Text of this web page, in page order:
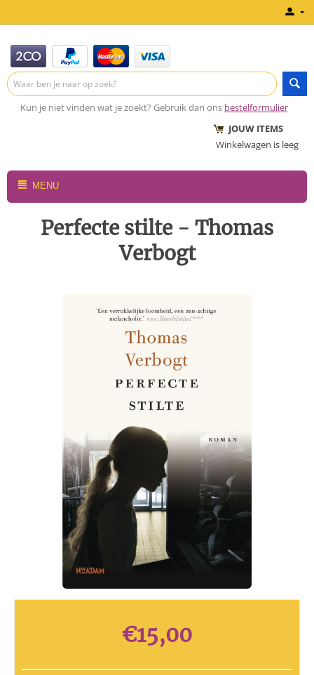
Kun je niet vinden wat je zoekt? Gebruik dan ons bestelformulier
JOUW ITEMS
Winkelwagen is leeg
MENU
Perfecte stilte - Thomas
Verbogt
€15,00